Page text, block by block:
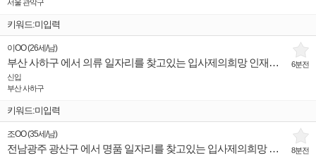
서울 관악구
키워드:미입력
6분전
이OO(26세 /남)
부산 사하구 에서 의류 일자리를 찾고있는 입사제의희망 인재입니다.
신입
부산 사하구
키워드:미입력
8분전
조OO(35세 /남)
전남광주 광산구 에서 명품 일자리를 찾고있는 입사제의희망 인재입니다.